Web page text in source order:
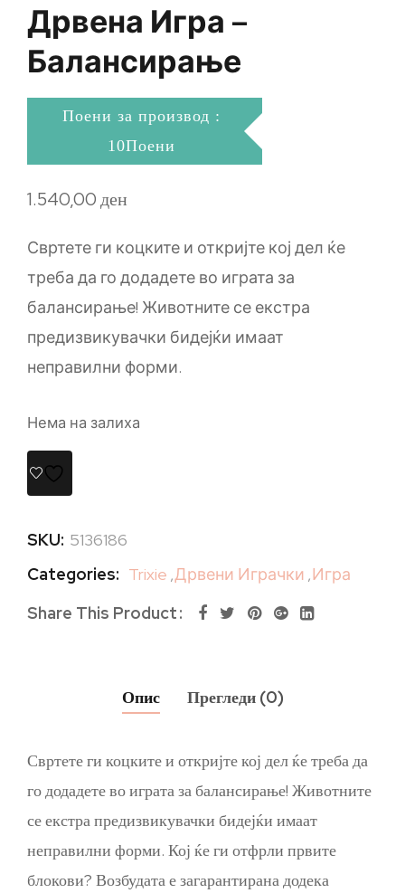
Дрвена Игра –
Балансирање
Поени за производ :
10Поени
1.540,00ден
Свртете ги коцките и откријте кој дел ќе
треба да го додадете во играта за
балансирање! Животните се екстра
предизвикувачки бидејќи имаат
неправилни форми.
Нема на залиха
SKU: 5136186
Categories: Trixie ,Дрвени Играчки ,Игра
Share This Product
Опис Прегледи (0)
Свртете ги коцките и откријте кој дел ќе треба да
го додадете во играта за балансирање! Животните
се екстра предизвикувачки бидејќи имаат
неправилни форми. Кој ќе ги отфрли првите
блокови? Возбудата е загарантирана додека